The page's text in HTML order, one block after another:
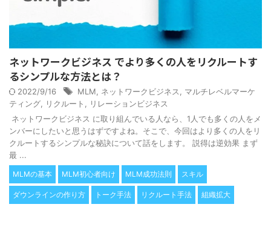
ネットワークビジネス でより多くの人をリクルートす
るシンプルな方法とは？
2022/9/16 MLM ネットワークビジネス
マルチレベルマーケ
ティング
リクルート
リレーションビジネス
ネットワークビジネス に取り組んでいる人なら、1人でも多くの人をメ
ンバーにしたいと思うはずですよね。そこで、今回はより多くの人をリ
クルートするシンプルな秘訣について話をします。 説得は逆効果 まず
最 ...
MLMの基本 MLM初心者向け MLM成功法則 スキル
ダウンラインの作り方 トーク手法 リクルート手法 組織拡大